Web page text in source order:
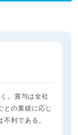
。賞与は全社
との業績に応じ
利である。